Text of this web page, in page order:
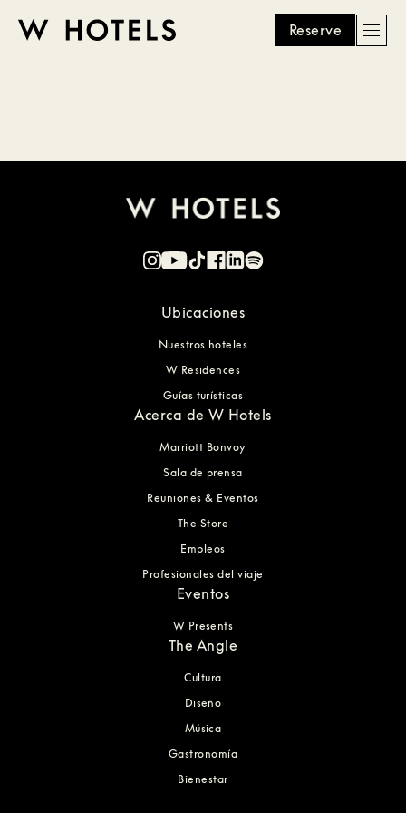
Reserve
Ubicaciones
Nuestros hoteles
W Residences
Guías turísticas
Acerca de W Hotels
Marriott Bonvoy
Sala de prensa
Reuniones & Eventos
The Store
Empleos
Profesionales del viaje
Eventos
W Presents
The Angle
Cultura
Diseño
Música
Gastronomía
Bienestar